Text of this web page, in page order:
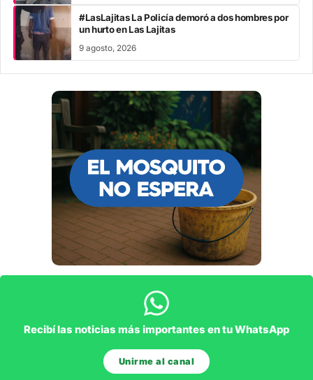
#LasLajitas La Policía demoró a dos hombres por
un hurto en Las Lajitas
9 agosto, 2026
Recibí las noticias más importantes en tu WhatsApp
Unirme al canal